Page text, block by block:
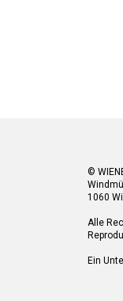
©
1060
Alle
Ein